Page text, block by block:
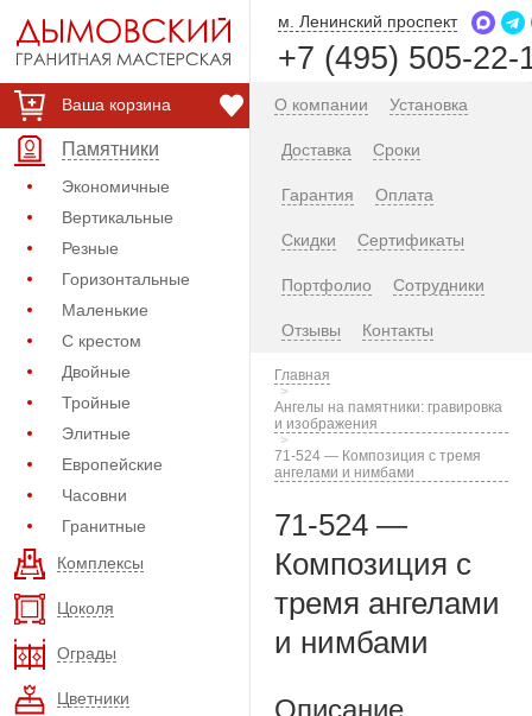
Ваша корзина
Памятники
Экономичные
Вертикальные
Резные
Горизонтальные
Маленькие
С крестом
Двойные
Тройные
Элитные
Европейские
Часовни
Гранитные
Комплексы
Цоколя
Ограды
Цветники
м. Ленинский проспект
+7 (495) 505-22-
О компании Установка
Доставка Сроки
Гарантия Оплата
Скидки Сертификаты
Портфолио Сотрудники
Отзывы Контакты
Главная
Ангелы на памятники: гравировка
и изображения
71-524 — Композиция с тремя
ангелами и нимбами
71-524 —
Композиция с
тремя ангелами
и нимбами
Описание